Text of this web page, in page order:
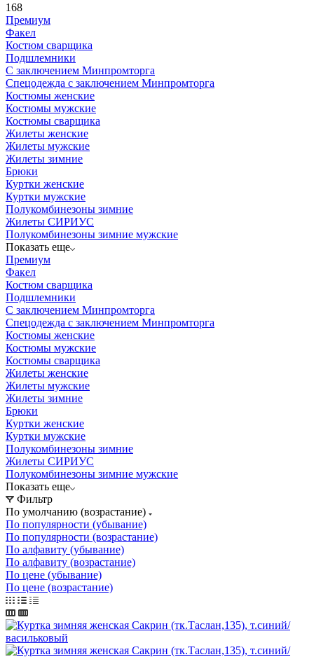
168
Премиум
Факел
Костюм сварщика
Подшлемники
С заключением Минпромторга
Спецодежда с заключением Минпромторга
Костюмы женские
Костюмы мужские
Костюмы сварщика
Жилеты женские
Жилеты мужские
Жилеты зимние
Брюки
Куртки женские
Куртки мужские
Полукомбинезоны зимние
Жилеты СИРИУС
Полукомбинезоны зимние мужские
Показать еще
Премиум
Факел
Костюм сварщика
Подшлемники
С заключением Минпромторга
Спецодежда с заключением Минпромторга
Костюмы женские
Костюмы мужские
Костюмы сварщика
Жилеты женские
Жилеты мужские
Жилеты зимние
Брюки
Куртки женские
Куртки мужские
Полукомбинезоны зимние
Жилеты СИРИУС
Полукомбинезоны зимние мужские
Показать еще
Фильтр
По умолчанию (возрастание)
По популярности (убывание)
По популярности (возрастание)
По алфавиту (убывание)
По алфавиту (возрастание)
По цене (убывание)
По цене (возрастание)